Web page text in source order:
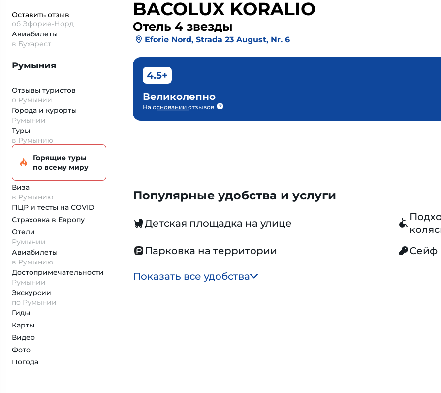
Оставить отзыв
об Эфорие-Норд
Авиабилеты
в Бухарест
Румыния
Отзывы туристов
о Румынии
Города и курорты
Румынии
Туры
в Румынию
Горящие туры
по всему миру
Виза
в Румынию
ПЦР и тесты на COVID
Страховка в Европу
Отели
Румынии
Авиабилеты
в Румынию
Достопримеча­тельности
Румынии
Экскурсии
по Румынии
Гиды
Карты
Видео
Фото
Погода
BACOLUX KORALIO
Отель 4 звезды
Eforie Nord, Strada 23 August, Nr. 6
4.5+
Великолепно
На основании отзывов
Популярные удобства и услуги
Детская площадка на улице
Парковка на территории
Сейф
Показать все удобства